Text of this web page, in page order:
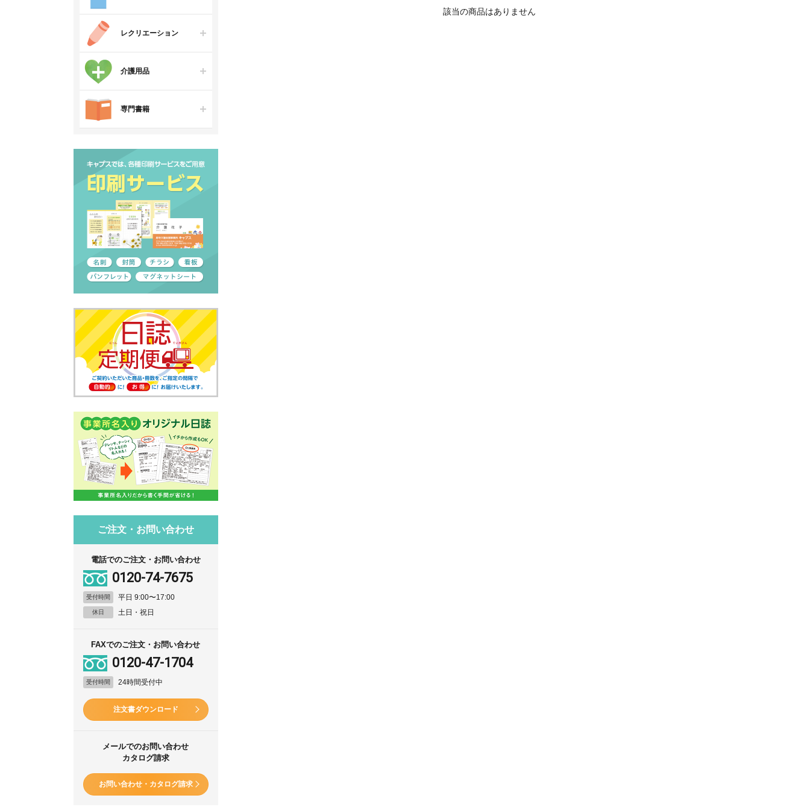
レクリエーション
介護用品
専門書籍
ご注文・お問い合わせ
電話でのご注文・お問い合わせ
0120-74-7675
受付時間 平日 9:00〜17:00
休日 土日・祝日
FAXでのご注文・お問い合わせ
0120-47-1704
受付時間 24時間受付中
注文書ダウンロード
メールでのお問い合わせ
カタログ請求
お問い合わせ・カタログ請求
該当の商品はありません